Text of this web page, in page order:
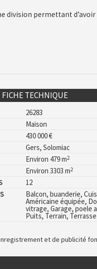
division permettant
FICHE TECHNIQUE
26283
Maison
430 000 €
Gers, Solomiac
Environ 479 m2
Environ 3303 m2
12
Balcon, buanderie,
Américaine équipée,
vitrage, Garage, poele
Puits, Terrain, Terrasse
et de publicité